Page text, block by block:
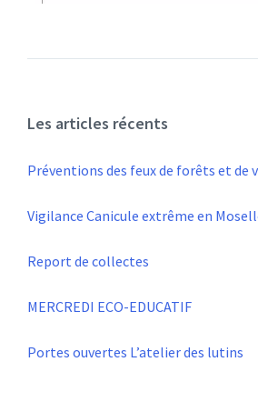
Les articles récents
Préventions des feux de forêts et de
Vigilance Canicule extrême en
Report de collectes
MERCREDI ECO-EDUCATIF
Portes ouvertes L’atelier des lutins